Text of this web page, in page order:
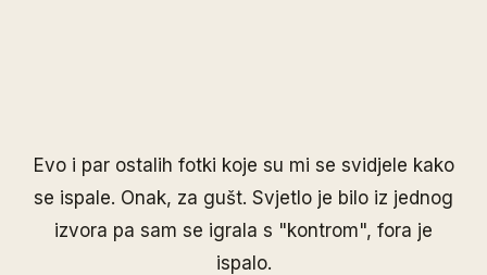
Evo i par ostalih fotki koje su mi se svidjele kako
se ispale. Onak, za gušt. Svjetlo je bilo iz jednog
izvora pa sam se igrala s "kontrom", fora je
ispalo.